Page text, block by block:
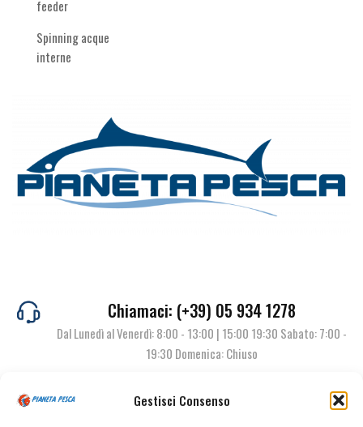
Gestisci Consenso
feeder
Spinning acque
interne
Chiamaci: (+39) 05 934 1278
Dal Lunedì al Venerdì: 8:00 - 13:00 | 15:00 19:30 Sabato: 7:00 -
19:30 Domenica: Chiuso